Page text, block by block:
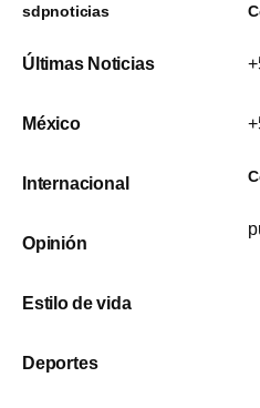
sdpnoticias
Últimas Noticias
México
Internacional
Opinión
Estilo de vida
Deportes